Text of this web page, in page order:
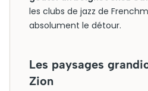
les clubs de jazz de
absolument le détour.
Les paysages
Zion